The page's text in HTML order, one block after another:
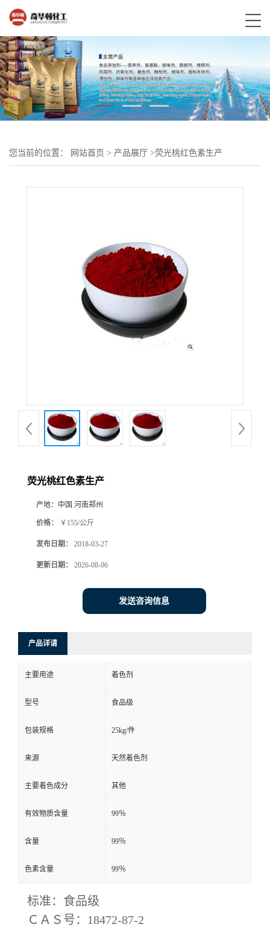
您当前的位置： 网站首页 > 产品展厅 >荧光桃红色素生产
荧光桃红色素生产
产地： 中国 河南郑州
价格： ￥155/公斤
发布日期： 2018-03-27
更新日期： 2026-08-06
发送咨询信息
产品详请
主要用途 着色剂
型号 食品级
包装规格 25kg/件
来源 天然着色剂
主要着色成分 其他
有效物质含量 99％
含量 99％
色素含量 99％
标准：食品级
ＣＡＳ号： 18472-87-2